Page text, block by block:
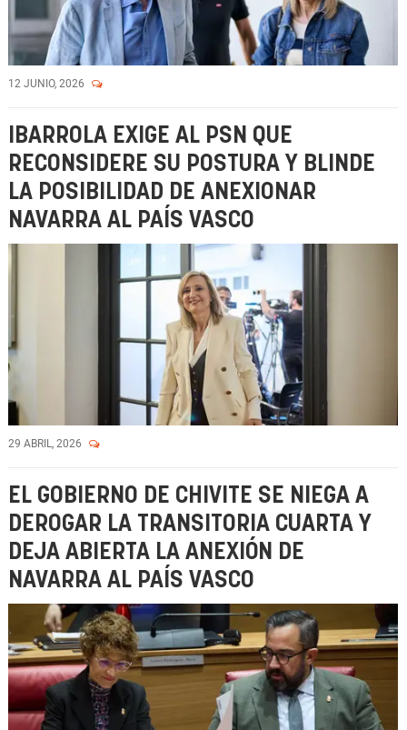
12 JUNIO, 2026
IBARROLA EXIGE AL PSN QUE
RECONSIDERE SU POSTURA Y BLINDE
LA POSIBILIDAD DE ANEXIONAR
NAVARRA AL PAÍS VASCO
29 ABRIL, 2026
EL GOBIERNO DE CHIVITE SE NIEGA A
DEROGAR LA TRANSITORIA CUARTA Y
DEJA ABIERTA LA ANEXIÓN DE
NAVARRA AL PAÍS VASCO